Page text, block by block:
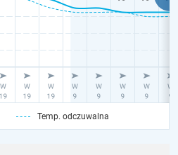
Temp. odczuwalna